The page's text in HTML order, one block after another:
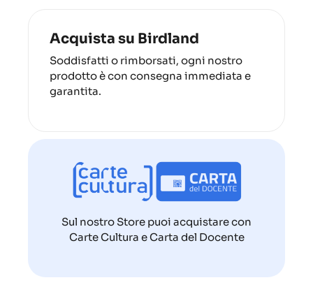
Acquista su Birdland
Soddisfatti o rimborsati, ogni nostro
prodotto è con consegna immediata e
garantita.
Sul nostro Store puoi acquistare con
Carte Cultura e Carta del Docente